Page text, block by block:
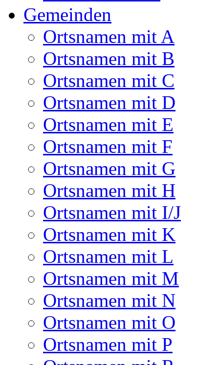
Gemeinden
Ortsnamen mit A
Ortsnamen mit B
Ortsnamen mit C
Ortsnamen mit D
Ortsnamen mit E
Ortsnamen mit F
Ortsnamen mit G
Ortsnamen mit H
Ortsnamen mit I/J
Ortsnamen mit K
Ortsnamen mit L
Ortsnamen mit M
Ortsnamen mit N
Ortsnamen mit O
Ortsnamen mit P